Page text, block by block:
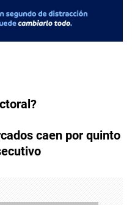
caen por quinto